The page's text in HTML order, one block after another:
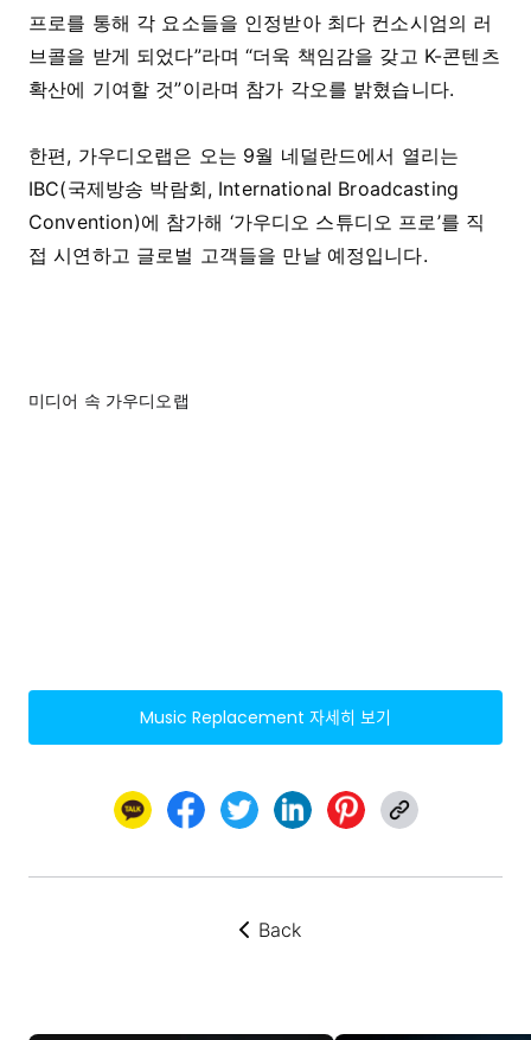
프로를 통해 각 요소들을 인정받아 최다 컨소시엄의 러
브콜을 받게 되었다”라며 “더욱 책임감을 갖고 K-콘텐츠
확산에 기여할 것”이라며 참가 각오를 밝혔습니다.
한편, 가우디오랩은 오는 9월 네덜란드에서 열리는
IBC(국제방송 박람회, International Broadcasting
Convention)에 참가해 ‘가우디오 스튜디오 프로’를 직
접 시연하고 글로벌 고객들을 만날 예정입니다.
미디어 속 가우디오랩
Music Replacement 자세히 보기
뒤로가기
Back